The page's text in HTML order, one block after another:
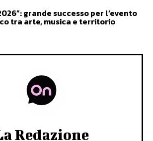
grande successo per l’evento
tra arte, musica e territorio
Redazione